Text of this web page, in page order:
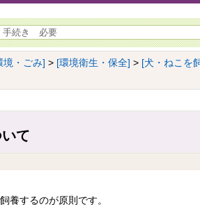
境・ごみ] > [環境衛生・保全] > [犬・ねこを
て
養するのが原則です。